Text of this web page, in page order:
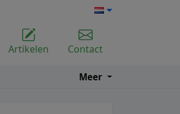
Artikelen Contact
Meer